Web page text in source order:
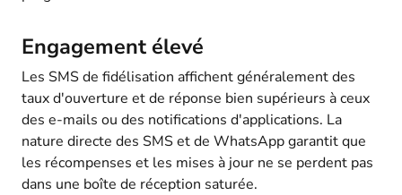
Engagement élevé
Les SMS de fidélisation affichent généralement des
taux d'ouverture et de réponse bien supérieurs à ceux
des e-mails ou des notifications d'applications. La
nature directe des SMS et de WhatsApp garantit que
les récompenses et les mises à jour ne se perdent pas
dans une boîte de réception saturée.